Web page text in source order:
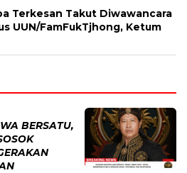
Terkesan Takut Diwawancara
UUN/FamFukTjhong, Ketum
BERSATU,